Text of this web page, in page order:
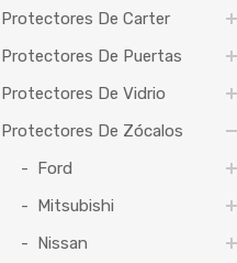
Protectores De Carter
Protectores De Puertas
Protectores De Vidrio
Protectores De Zócalos
Ford
Mitsubishi
Nissan